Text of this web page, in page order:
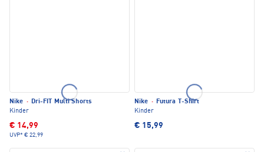
Nike · Dri-FIT Multi Shorts
Kinder
€ 14,99
UVP* € 22,99
Nike · Futura T-Shirt
Kinder
€ 15,99